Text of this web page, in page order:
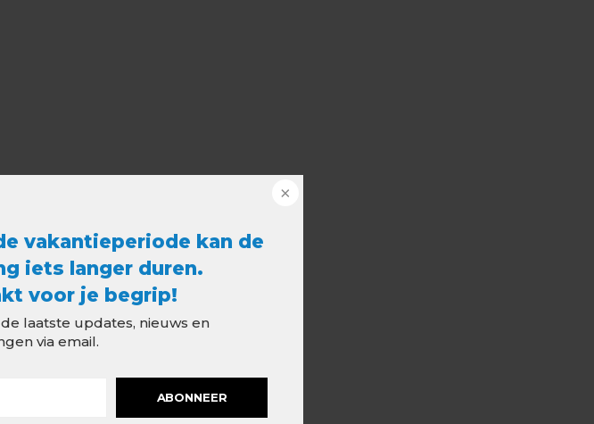
vakantieperiode kan de
iets langer duren.
voor je begrip!
laatste updates, nieuws en
via email.
ABONNEER